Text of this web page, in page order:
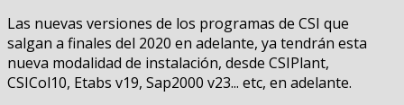
Las nuevas versiones de los programas de CSI que
salgan a finales del 2020 en adelante, ya tendrán esta
nueva modalidad de instalación, desde CSIPlant,
CSICol10, Etabs v19, Sap2000 v23... etc, en adelante.